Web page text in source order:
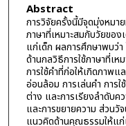
Abstract
การวิจัยครั้งนี้มีจุดมุ่งหมา
ภาษาที่เหมาะสมกับวัยขอ
แก่เด็ก ผลการศึกษาพบว่
ด้านกลวิธีการใช้ภาษาที่เห
การใช้คำที่ก่อให้เกิดภาพ
อ่อนล้อม การเล่นคำ การใ
ต่าง และการเรียงลำดับค
และการขยายความ ส่วนวั
แนวคิดด้านคุณธรรมให้แก่